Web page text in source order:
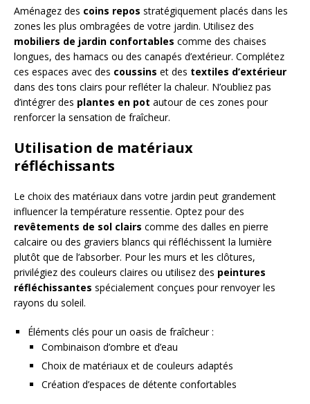
Aménagez des coins repos stratégiquement placés dans les
zones les plus ombragées de votre jardin. Utilisez des
mobiliers de jardin confortables comme des chaises
longues, des hamacs ou des canapés d’extérieur. Complétez
ces espaces avec des coussins et des textiles d’extérieur
dans des tons clairs pour refléter la chaleur. N’oubliez pas
d’intégrer des plantes en pot autour de ces zones pour
renforcer la sensation de fraîcheur.
Utilisation de matériaux
réfléchissants
Le choix des matériaux dans votre jardin peut grandement
influencer la température ressentie. Optez pour des
revêtements de sol clairs comme des dalles en pierre
calcaire ou des graviers blancs qui réfléchissent la lumière
plutôt que de l’absorber. Pour les murs et les clôtures,
privilégiez des couleurs claires ou utilisez des peintures
réfléchissantes spécialement conçues pour renvoyer les
rayons du soleil.
Éléments clés pour un oasis de fraîcheur :
Combinaison d’ombre et d’eau
Choix de matériaux et de couleurs adaptés
Création d’espaces de détente confortables